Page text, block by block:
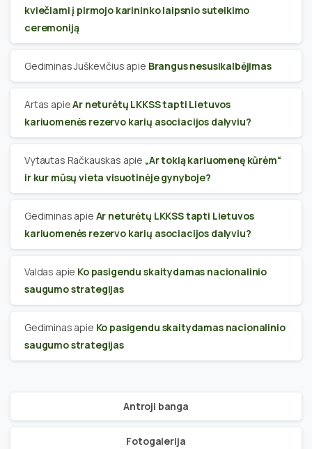
kviečiami į pirmojo karininko laipsnio suteikimo
ceremoniją
Gediminas Juškevičius apie Brangus nesusikalbėjimas
Artas apieAr neturėtų LKKSS tapti Lietuvos
kariuomenės rezervo karių asociacijos dalyviu?
Vytautas Račkauskas apie „Ar tokią kariuomenę kūrėm“
ir kur mūsų vieta visuotinėje gynyboje?
Gediminas apie Ar neturėtų LKKSS tapti Lietuvos
kariuomenės rezervo karių asociacijos dalyviu?
Valdas apie Ko pasigendu skaitydamas nacionalinio
saugumo strategijas
Gediminas apie Ko pasigendu skaitydamas nacionalinio
saugumo strategijas
Antroji banga
Fotogalerija